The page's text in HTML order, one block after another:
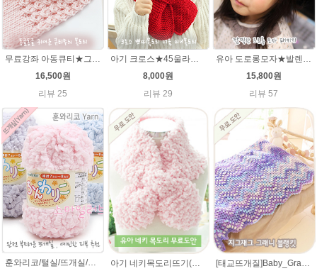
무료강좌 아동큐티★그레이스메리노울 뜨개실 유아목도리뜨기 뜨개질
16,500원
리뷰 25
아기 크로스★45울라인 목도리뜨기 쁘띠목도리 너음 미니목도리
8,000원
리뷰 29
유아 도로롱모자★발렌타인울 루피망고스타일 모자뜨개질
15,800원
리뷰 57
훈와리코/털실/뜨개실/뜨개질실/손뜨개실/목도리털실/뜨게실/뜨게질/손뜨개질실